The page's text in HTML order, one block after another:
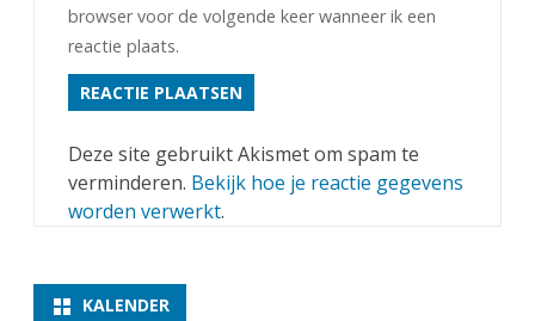
browser voor de volgende keer wanneer ik een
reactie plaats.
Deze site gebruikt Akismet om spam te
verminderen. Bekijk hoe je reactie gegevens
worden verwerkt.
KALENDER